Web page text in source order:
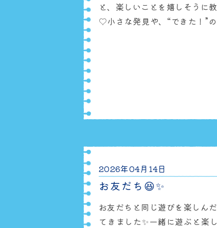
と、楽しいことを嬉しそうに
♡小さな発見や、“できた！”
時間に私たち保育者もほっ
2026年04月14日
お友だち😆✨
お友だちと同じ遊びを楽しん
てきました✨一緒に遊ぶと楽